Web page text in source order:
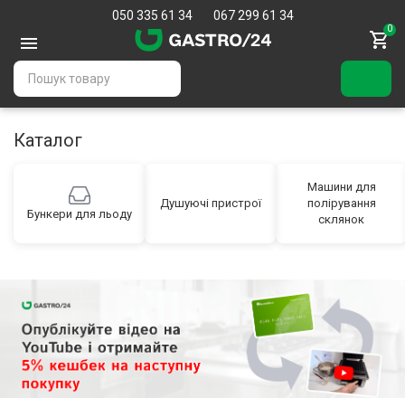
050 335 61 34 067 299 61 34
0
Каталог
Бункери для льоду
Душуючі пристрої
Машини для
полірування
склянок